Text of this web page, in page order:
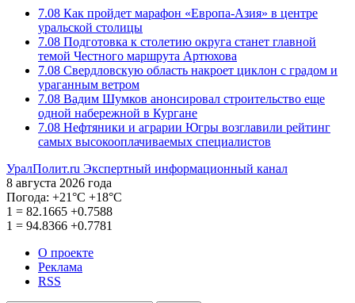
7.08 Как пройдет марафон «Европа-Азия» в центре
уральской столицы
7.08 Подготовка к столетию округа станет главной
темой Честного маршрута Артюхова
7.08 Свердловскую область накроет циклон с градом и
ураганным ветром
7.08 Вадим Шумков анонсировал строительство еще
одной набережной в Кургане
7.08 Нефтяники и аграрии Югры возглавили рейтинг
самых высокооплачиваемых специалистов
УралПолит.ru Экспертный информационный канал
8 августа 2026 года
Погода: +21°С +18°С
1 = 82.1665 +0.7588
1 = 94.8366 +0.7781
О проекте
Реклама
RSS